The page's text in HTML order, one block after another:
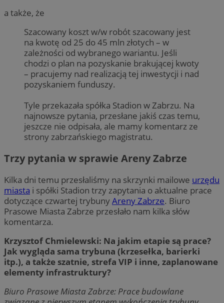
a także, że
Szacowany koszt w/w robót szacowany jest
na kwotę od 25 do 45 mln złotych – w
zależności od wybranego wariantu. Jeśli
chodzi o plan na pozyskanie brakującej kwoty
– pracujemy nad realizacją tej inwestycji i nad
pozyskaniem funduszy.
Tyle przekazała spółka Stadion w Zabrzu. Na
najnowsze pytania, przesłane jakiś czas temu,
jeszcze nie odpisała, ale mamy komentarz ze
strony zabrzańskiego magistratu.
Trzy pytania w sprawie Areny Zabrze
Kilka dni temu przesłaliśmy na skrzynki mailowe urzędu
miasta i spółki Stadion trzy zapytania o aktualne prace
dotyczące czwartej trybunyAreny Zabrze. Biuro
Prasowe Miasta Zabrze przesłało nam kilka słów
komentarza.
Krzysztof Chmielewski: Na jakim etapie są prace?
Jak wygląda sama trybuna (krzesełka, barierki
itp.), a także szatnie, strefa VIP i inne, zaplanowane
elementy infrastruktury?
Biuro Prasowe Miasta Zabrze: Prace budowlane